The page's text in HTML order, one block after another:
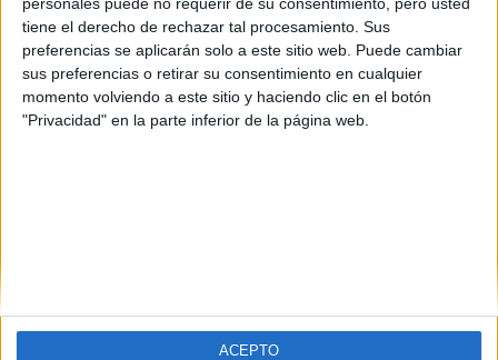
tiene el derecho de rechazar tal procesamiento. Sus
preferencias se aplicarán solo a este sitio web. Puede cambiar
sus preferencias o retirar su consentimiento en cualquier
momento volviendo a este sitio y haciendo clic en el botón
"Privacidad" en la parte inferior de la página web.
ACEPTO
Estudios nombrados en este post
Estudiar Ingeniería de Telecomunicación (Teleco) y de Sistemas